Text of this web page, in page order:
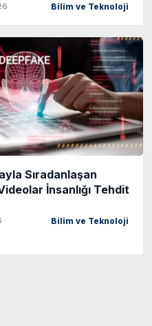
Bilim ve Teknoloji
Sıradanlaşan
İnsanlığı Tehdit
Bilim ve Teknoloji